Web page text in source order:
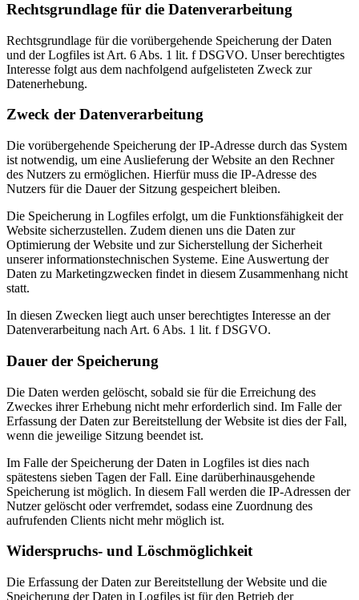
Rechtsgrundlage für die Datenverarbeitung
Rechtsgrundlage für die vorübergehende Speicherung der Daten
und der Logfiles ist Art. 6 Abs. 1 lit. f DSGVO. Unser berechtigtes
Interesse folgt aus dem nachfolgend aufgelisteten Zweck zur
Datenerhebung.
Zweck der Datenverarbeitung
Die vorübergehende Speicherung der IP-Adresse durch das System
ist notwendig, um eine Auslieferung der Website an den Rechner
des Nutzers zu ermöglichen. Hierfür muss die IP-Adresse des
Nutzers für die Dauer der Sitzung gespeichert bleiben.
Die Speicherung in Logfiles erfolgt, um die Funktionsfähigkeit der
Website sicherzustellen. Zudem dienen uns die Daten zur
Optimierung der Website und zur Sicherstellung der Sicherheit
unserer informationstechnischen Systeme. Eine Auswertung der
Daten zu Marketingzwecken findet in diesem Zusammenhang nicht
statt.
In diesen Zwecken liegt auch unser berechtigtes Interesse an der
Datenverarbeitung nach Art. 6 Abs. 1 lit. f DSGVO.
Dauer der Speicherung
Die Daten werden gelöscht, sobald sie für die Erreichung des
Zweckes ihrer Erhebung nicht mehr erforderlich sind. Im Falle der
Erfassung der Daten zur Bereitstellung der Website ist dies der Fall,
wenn die jeweilige Sitzung beendet ist.
Im Falle der Speicherung der Daten in Logfiles ist dies nach
spätestens sieben Tagen der Fall. Eine darüberhinausgehende
Speicherung ist möglich. In diesem Fall werden die IP-Adressen der
Nutzer gelöscht oder verfremdet, sodass eine Zuordnung des
aufrufenden Clients nicht mehr möglich ist.
Widerspruchs- und Löschmöglichkeit
Die Erfassung der Daten zur Bereitstellung der Website und die
Speicherung der Daten in Logfiles ist für den Betrieb der